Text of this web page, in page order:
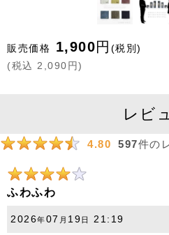
販売価格 1,900円 (税別)
(税込 2,090 円)
レビ
4.80 597件の
ふわふわ
2026年07 月 19日 21:19